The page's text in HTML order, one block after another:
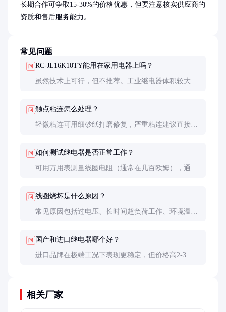
长期合作可争取15-30%的价格优惠，但要注意核实供应商的
资质和售后服务能力。
常见问题
问 RC-JL16K10TY能用在家用电器上吗？
虽然技术上可行，但不推荐。工业继电器体积较大、
问 触点粘连怎么处理？
轻微粘连可用细砂纸打磨修复，严重粘连建议直接更
问 如何测试继电器是否正常工作？
可用万用表测量线圈电阻（通常在几百欧姆），通电
问 线圈烧坏是什么原因？
常见原因包括过电压、长时间超负荷工作、环境温度
问 国产和进口继电器哪个好？
进口品牌在极端工况下表现更稳定，但价格高2-3
相关厂家